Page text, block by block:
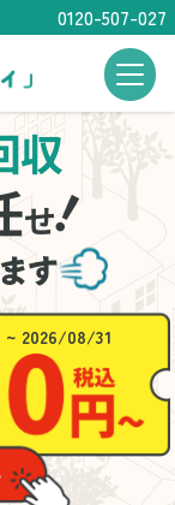
0120-507-027
収
せ
！
2026/08/31